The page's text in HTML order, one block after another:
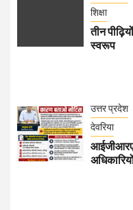
शिक्षा
तीन
स्वरूप
उत्तर प्रदेश
देवरिया